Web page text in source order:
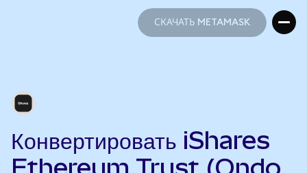
СКАЧАТЬ METAMASK
Конвертировать iShares